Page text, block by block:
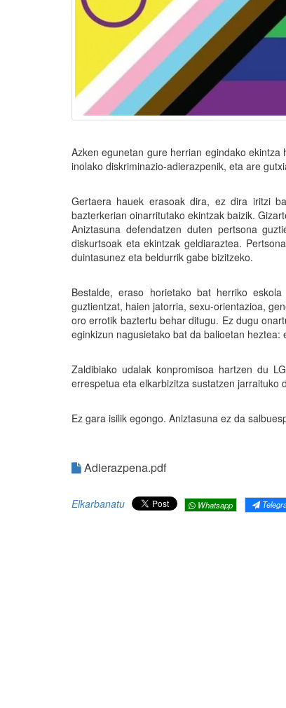
Azken egunetan gure herrian egindako
inolako diskriminazio-adierazpenik, eta are
Gertaera hauek erasoak dira, ez dira iritzi
bazterkerian oinarritutako ekintzak baizik.
Aniztasuna defendatzen duten pertsona
diskurtsoak eta ekintzak geldiaraztea.
duintasunez eta beldurrik gabe bizitzeko.
Bestalde, eraso horietako bat herriko
guztientzat, haien jatorria, sexu-orientazioa,
oro errotik baztertu behar ditugu. Ez dugu
eginkizun nagusietako bat da balioetan
Zaldibiako udalak konpromisoa hartzen du
errespetua eta elkarbizitza sustatzen jarraituko
Ez gara isilik egongo. Aniztasuna ez da
Adierazpena.pdf
Elkarbanatu Whatsapp